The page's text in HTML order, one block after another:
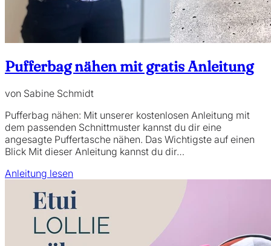
Pufferbag nähen mit gratis Anleitung
von Sabine Schmidt
Pufferbag nähen: Mit unserer kostenlosen Anleitung mit
dem passenden Schnittmuster kannst du dir eine
angesagte Puffertasche nähen. Das Wichtigste auf einen
Blick Mit dieser Anleitung kannst du dir…
Anleitung lesen